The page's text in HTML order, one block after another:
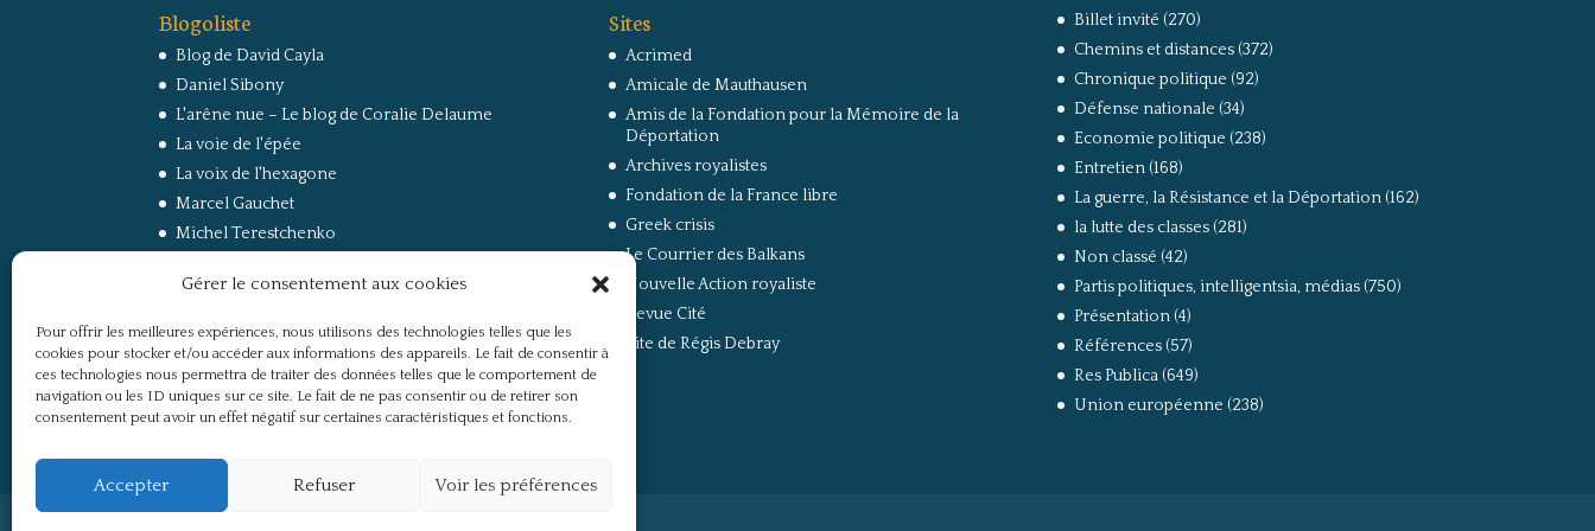
Gérer le consentement aux cookies
Pour offrir les meilleures expériences, nous utilisons des technologies telles que les
cookies pour stocker et/ou accéder aux informations des appareils. Le fait de consentir à
ces technologies nous permettra de traiter des données telles que le comportement de
navigation ou les ID uniques sur ce site. Le fait de ne pas consentir ou de retirer son
consentement peut avoir un effet négatif sur certaines caractéristiques et fonctions.
Accepter Refuser Voir les préférences
Blogoliste
Blog de David Cayla
Daniel Sibony
L'arêne nue – Le blog de Coralie Delaume
La voie de l'épée
La voix de l'hexagone
Marcel Gauchet
Michel Terestchenko
RussEurope – Le Carnet de Jacques Sapir sur la
Secret Défense
Un regard sur la Russie
Sites
Acrimed
Amicale de Mauthausen
Amis de la Fondation pour la Mémoire de la
Déportation
Archives royalistes
Fondation de la France libre
Greek crisis
Le Courrier des Balkans
Nouvelle Action royaliste
Revue Cité
Site de Régis Debray
Billet invité (270)
Chemins et distances(372)
Chronique politique (92)
Défense nationale (34)
Economie politique (238)
Entretien(168)
La guerre, la Résistance et la Déportation(162)
la lutte des classes(281)
Non classé (42)
Partis politiques, intelligentsia, médias(750)
Présentation(4)
Références(57)
Res Publica(649)
Union européenne (238)